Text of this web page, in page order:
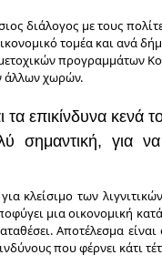
διάλογος με τους
τομέα και ανά
προγραμμάτων
άλλων χωρών.
επικίνδυνα κενά
σημαντική, για
κλείσιμο των
μια οικονομική
Αποτέλεσμα
που φέρνει κάτι